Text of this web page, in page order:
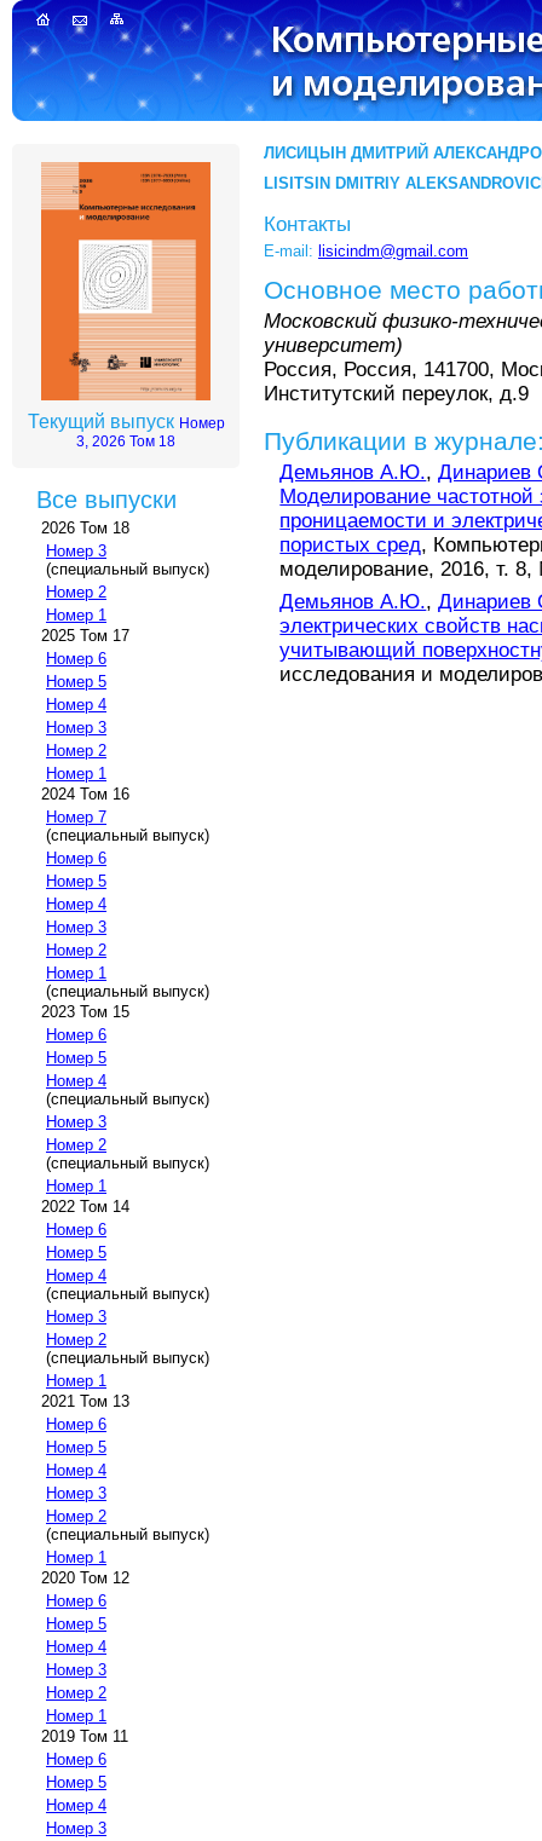
Текущий выпуск Номер
3, 2026 Том 18
Все выпуски
2026 Том 18
Номер 3
(специальный выпуск)
Номер 2
Номер 1
2025 Том 17
Номер 6
Номер 5
Номер 4
Номер 3
Номер 2
Номер 1
2024 Том 16
Номер 7
(специальный выпуск)
Номер 6
Номер 5
Номер 4
Номер 3
Номер 2
Номер 1
(специальный выпуск)
2023 Том 15
Номер 6
Номер 5
Номер 4
(специальный выпуск)
Номер 3
Номер 2
(специальный выпуск)
Номер 1
2022 Том 14
Номер 6
Номер 5
Номер 4
(специальный выпуск)
Номер 3
Номер 2
(специальный выпуск)
Номер 1
2021 Том 13
Номер 6
Номер 5
Номер 4
Номер 3
Номер 2
(специальный выпуск)
Номер 1
2020 Том 12
Номер 6
Номер 5
Номер 4
Номер 3
Номер 2
Номер 1
2019 Том 11
Номер 6
Номер 5
Номер 4
Номер 3
ЛИСИЦЫН ДМИТРИЙ
LISITSIN DMITRIY
Контакты
E-mail: lisicindm@gmail.com
Основное место
Московский физико-
университет)
Россия, Россия, 141700,
Институтcкий переулок, д.9
Публикации в
Демьянов А.Ю.,
Моделирование
проницаемости и
пористых сред,
моделирование, 2016, т.
Демьянов А.Ю.,
электрических свойств
учитывающий
исследования и